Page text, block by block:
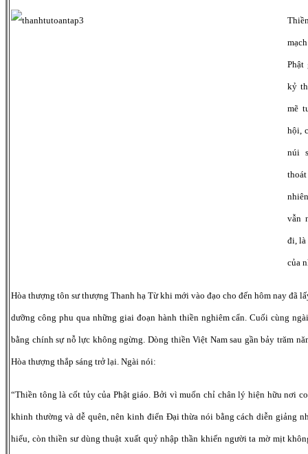
Phật
kỷ
mẽ
hội,
núi
vẫn
đi, là
của
Hòa thượng tôn sư thượng Thanh hạ Từ khi mới vào đạo cho đến hôm nay đã
dưỡng công phu qua những giai đoạn hành thiền nghiêm cẩn. Cuối cùng
bằng chính sự nỗ lực không ngừng. Dòng thiền Việt Nam sau gần bảy trăm
Hòa thượng thắp sáng trở lại. Ngài nói:
“Thiền tông là cốt tủy của Phật giáo. Bởi vì muốn chỉ chân lý hiện hữu nơi
khinh thường và dễ quên, nên kinh điển Đại thừa nói bằng cách diễn giảng
hiểu, còn thiền sư dùng thuật xuất quỷ nhập thần khiến người ta mờ mịt